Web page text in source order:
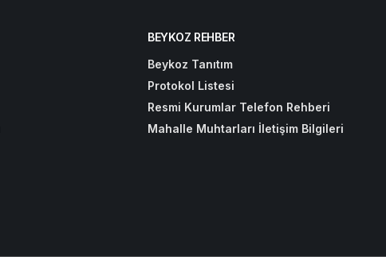
BEYKOZ REHBER
Beykoz Tanıtım
Protokol Listesi
Resmi Kurumlar Telefon Rehberi
Mahalle Muhtarları İletişim Bilgileri